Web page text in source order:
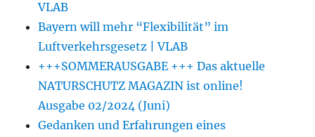
VLAB
Bayern will mehr “Flexibilität” im
Luftverkehrsgesetz | VLAB
+++SOMMERAUSGABE +++ Das aktuelle
NATURSCHUTZ MAGAZIN ist online!
Ausgabe 02/2024 (Juni)
Gedanken und Erfahrungen eines